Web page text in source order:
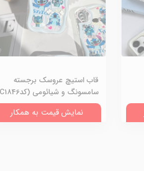
قاب استیچ عروسک برجسته
سامسونگ و شیائومی (کدC1846)
نمایش قیمت به همکار